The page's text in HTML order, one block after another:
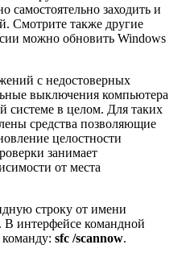
заходить и
Смотрите также другие
можно обновить Windows
с недостоверных
выключения компьютера
системе в целом. Для таких
средства позволяющие
целостности
занимает
от места
строку от имени
В интерфейсе командной
sfc /scannow.